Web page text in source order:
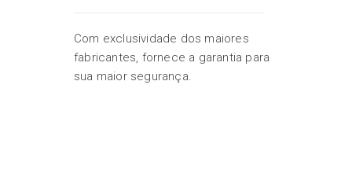
Com exclusividade dos maiores
fabricantes, fornece a garantia para
sua maior segurança.